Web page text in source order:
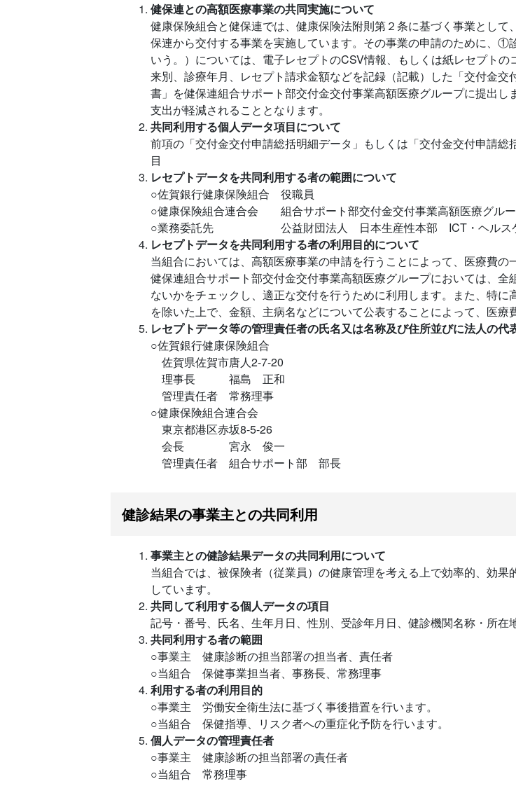
健保連との高額医療事業の共同実施について
健康保険組合と健保連では、健康保険法附則第２条に基づく事業とし
保連から交付する事業を実施しています。その事業の申請のために、①
いう。）については、電子レセプトのCSV情報、もしくは紙レセプト
来別、診療年月、レセプト請求金額などを記録（記載）した「交付金
書」を健保連組合サポート部交付金交付事業高額医療グループに提出
支出が軽減されることとなります。
共同利用する個人データ項目について
前項の「交付金交付申請総括明細データ」もしくは「交付金交付申請
目
レセプトデータを共同利用する者の範囲について
○佐賀銀行健康保険組合 役職員
○健康保険組合連合会 組合サポート部交付金交付事業高額医療グル
○業務委託先 公益財団法人 日本生産性本部 ICT・ヘルスケ
レセプトデータを共同利用する者の利用目的について
当組合においては、高額医療事業の申請を行うことによって、医療費の
健保連組合サポート部交付金交付事業高額医療グループにおいては、
ないかをチェックし、適正な交付を行うために利用します。また、特
を除いた上で、金額、主病名などについて公表することによって、医療
レセプトデータ等の管理責任者の氏名又は名称及び住所並びに法人の代
○佐賀銀行健康保険組合
佐賀県佐賀市唐人2-7-20
理事長 福島 正和
管理責任者 常務理事
○健康保険組合連合会
東京都港区赤坂8-5-26
会長 宮永 俊一
管理責任者 組合サポート部 部長
健診結果の事業主との共同利用
事業主との健診結果データの共同利用について
当組合では、被保険者（従業員）の健康管理を考える上で効率的、効
しています。
共同して利用する個人データの項目
記号・番号、氏名、生年月日、性別、受診年月日、健診機関名称・所在
共同利用する者の範囲
○事業主 健康診断の担当部署の担当者、責任者
○当組合 保健事業担当者、事務長、常務理事
利用する者の利用目的
○事業主 労働安全衛生法に基づく事後措置を行います。
○当組合 保健指導、リスク者への重症化予防を行います。
個人データの管理責任者
○事業主 健康診断の担当部署の責任者
○当組合 常務理事